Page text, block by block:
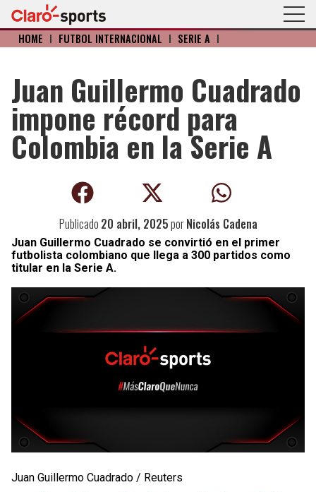
HOME I FÚTBOL INTERNACIONAL I SERIE A I
Juan Guillermo Cuadrado
impone récord para
Colombia en la Serie A
Publicado 20 abril, 2025porNicolás Cadena
Juan Guillermo Cuadrado se convirtió en el primer
futbolista colombiano que llega a 300 partidos como
titular en la Serie A.
Juan Guillermo Cuadrado / Reuters